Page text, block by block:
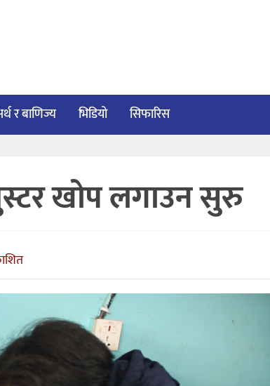
र बाणिज्य भिडियो सिफारिस
खोप लगाउन सुरु